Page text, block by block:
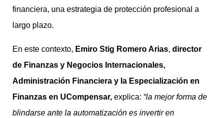
financiera, una estrategia de protección profesional a
largo plazo.
En este contexto, Emiro Stig Romero Arias, director
de Finanzas y Negocios Internacionales,
Administración Financiera y la Especialización en
Finanzas en UCompensar, explica: “la mejor forma de
blindarse ante la automatización es invertir en